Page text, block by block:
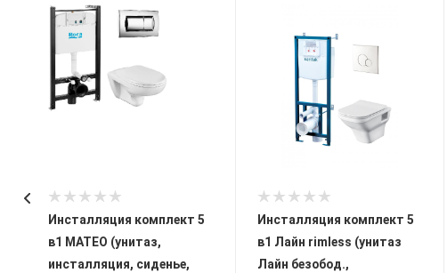
Инсталляция комплект 5
в1 МАТЕО (унитаз,
инсталляция, сиденье,
Инсталляция комплект 5
в1 Лайн rimless (унитаз
Лайн безобод.,